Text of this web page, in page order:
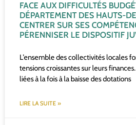
FACE AUX DIFFICULTÉS
DÉPARTEMENT DES HAUTS-
CENTRER SUR SES
PÉRENNISER LE DISPOSITIF
L’ensemble des collectivités locales
tensions croissantes sur leurs
liées à la fois à la baisse des dotations
LIRE LA SUITE »